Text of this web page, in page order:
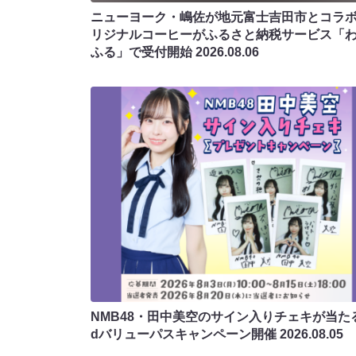
ニューヨーク・嶋佐が地元富士吉田市とコラ
リジナルコーヒーがふるさと納税サービス「
ふる」で受付開始2026.08.06
NMB48・田中美空のサイン入りチェキが当た
dバリューパスキャンペーン開催 2026.08.05